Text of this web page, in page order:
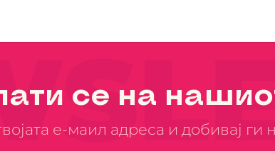
се на
е-маил адреса и добивај